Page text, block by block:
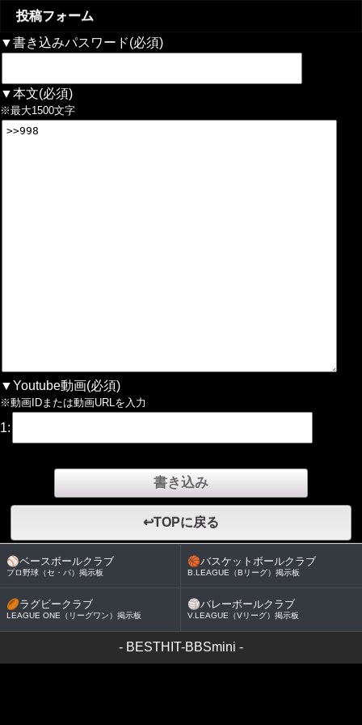
投稿フォーム
▼書き込みパスワード(必須)
▼本文(必須)
※最大1500文字
▼Youtube動画(必須)
※動画IDまたは動画URLを入力
1:
↩TOPに戻る
⚾ベースボールクラブ
プロ野球（セ・パ）掲示板
🏀バスケットボールクラブ
B.LEAGUE（Bリーグ）掲示板
🏉ラグビークラブ
LEAGUE ONE（リーグワン）掲示板
🏐バレーボールクラブ
V.LEAGUE（Vリーグ）掲示板
- BESTHIT-BBSmini -